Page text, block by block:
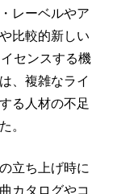
レーベルやア
比較的新しい
センスする機
、複雑なライ
る人材の不足
。
立ち上げ時に
カタログやコ